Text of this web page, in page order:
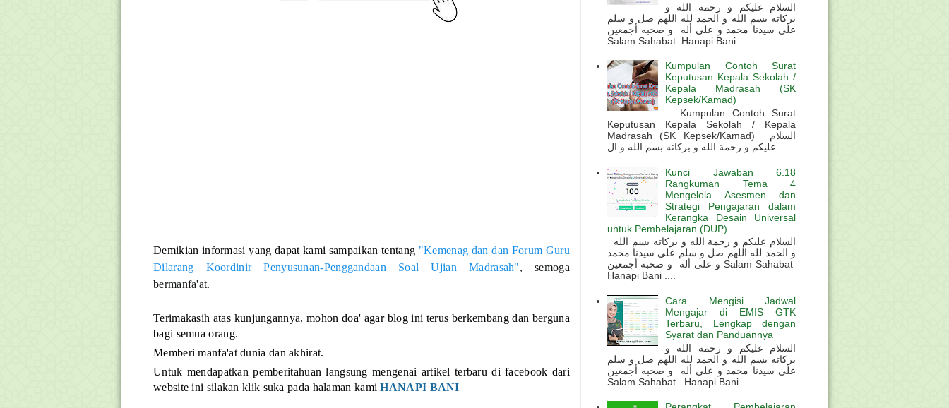
Demikian informasi yang dapat kami sampaikan tentang "Kemenag dan dan Forum Guru
Dilarang Koordinir Penyusunan-Penggandaan Soal Ujian Madrasah", semoga
bermanfa'at.
Terimakasih atas kunjungannya, mohon doa' agar blog ini terus berkembang dan berguna
bagi semua orang.
Memberi manfa'at dunia dan akhirat.
Untuk mendapatkan pemberitahuan langsung mengenai artikel terbaru di facebook dari
website ini silakan klik suka pada halaman kami HANAPI BANI
السلام عليكم و رحمة الله و
بركاته بسم الله و الحمد لله اللهم صل و سلم
على سيدنا محمد و على أله و صحبه أجمعين
Salam Sahabat Hanapi Bani . ...
Kumpulan Contoh Surat
Keputusan Kepala Sekolah /
Kepala Madrasah (SK
Kepsek/Kamad)
Kumpulan Contoh Surat
Keputusan Kepala Sekolah / Kepala
Madrasah (SK Kepsek/Kamad) السلام
Kunci Jawaban 6.18
Rangkuman Tema 4
Mengelola Asesmen dan
Strategi Pengajaran dalam
Kerangka Desain Universal
untuk Pembelajaran (DUP)
و الحمد لله اللهم صل و سلم على سيدنا محمد
و على أله و صحبه أجمعين Salam Sahabat
Hanapi Bani ....
Cara Mengisi Jadwal
Mengajar di EMIS GTK
Terbaru, Lengkap dengan
Syarat dan Panduannya
السلام عليكم و رحمة الله و
بركاته بسم الله و الحمد لله اللهم صل و سلم
على سيدنا محمد و على أله و صحبه أجمعين
Salam Sahabat Hanapi Bani . ...